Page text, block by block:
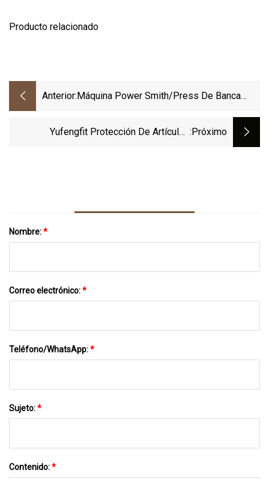
Producto relacionado
Anterior: Máquina Power Smith/Press De Banca
Yufengfit Protección De Artículos :próximo
Nombre:*
Correo electrónico:*
Teléfono/WhatsApp:*
Sujeto:*
Contenido:*